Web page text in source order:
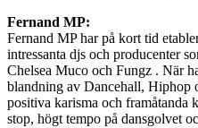
Fernand MP:
Fernand MP har på kort tid
intressanta djs och producenter
Chelsea Muco och Fungz . När
blandning av Dancehall, Hiphop
positiva karisma och framåtanda
stop, högt tempo på dansgolvet